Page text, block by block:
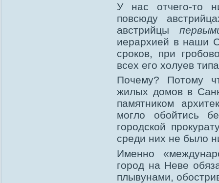
У нас отчего-то
повсюду
австрийцы
иерархией в наши
сроков, при
всех его холуев
Почему? Потому
жилых домов в
памятником
могло обойтись
городской
среди них не было
Именно
город на Неве
плывунами,